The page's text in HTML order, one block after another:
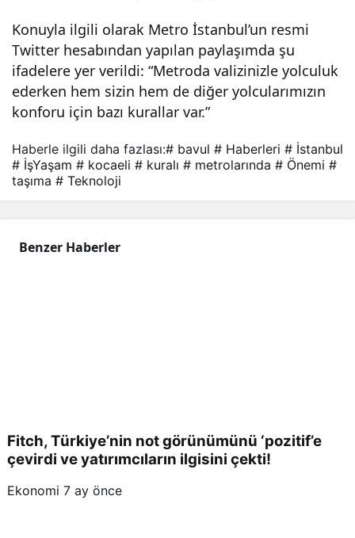
Konuyla ilgili olarak Metro İstanbul’un resmi
Twitter hesabından yapılan paylaşımda şu
ifadelere yer verildi: “Metroda valizinizle yolculuk
ederken hem sizin hem de diğer yolcularımızın
konforu için bazı kurallar var.”
Hab
erler
i
Haberle ilgili daha fazlası:# bavul # Haberleri # İstanbul
# İşYaşam # kocaeli # kuralı # metrolarında # Önemi #
taşıma # Teknoloji
Benzer Haberler
Fitch, Türkiye’nin not görünümünü ‘pozitif’e
çevirdi ve yatırımcıların ilgisini çekti!
Ekonomi 7 ay önce